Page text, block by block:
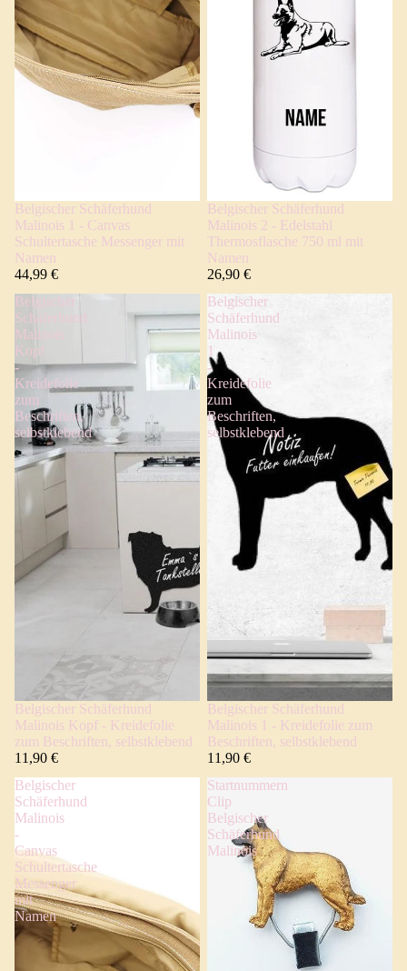
Belgischer Schäferhund
Malinois 1 - Canvas
Schultertasche Messenger mit
Namen
44,99 €
Belgischer Schäferhund
Malinois 2 - Edelstahl
Thermosflasche 750 ml mit
Namen
26,90 €
Belgischer
Schäferhund
Malinois
Kopf
-
Kreidefolie
zum
Beschriften,
selbstklebend
Belgischer Schäferhund
Malinois Kopf - Kreidefolie
zum Beschriften, selbstklebend
11,90 €
Belgischer
Schäferhund
Malinois
1
-
Kreidefolie
zum
Beschriften,
selbstklebend
Belgischer Schäferhund
Malinois 1 - Kreidefolie zum
Beschriften, selbstklebend
11,90 €
Belgischer
Schäferhund
Malinois
-
Canvas
Schultertasche
Messenger
mit
Namen
Startnummern
Clip
Belgischer
Schäferhund
Malinois